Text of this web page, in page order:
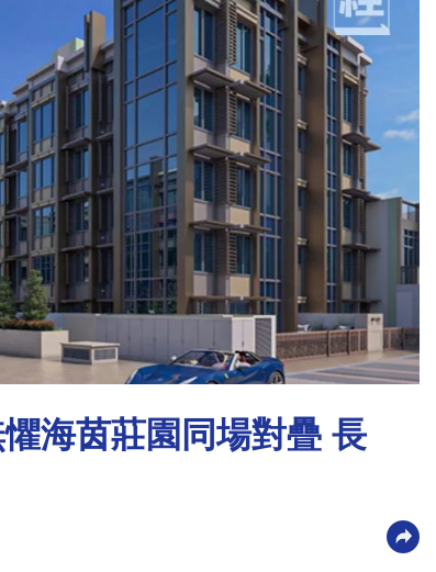
海茵莊園同場對疊 長